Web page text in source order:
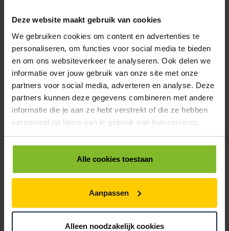
Deze website maakt gebruik van cookies
We gebruiken cookies om content en advertenties te
personaliseren, om functies voor social media te bieden
en om ons websiteverkeer te analyseren. Ook delen we
informatie over jouw gebruik van onze site met onze
partners voor social media, adverteren en analyse. Deze
partners kunnen deze gegevens combineren met andere
informatie die je aan ze hebt verstrekt of die ze hebben
verzameld op basis van je gebruik van hun services.
Alle cookies toestaan
Aanpassen
Alleen noodzakelijk cookies
EIGENAAR
andre@pellikaan.nl
0184-416566
““Als trotse eigenaar van Pellikaan Verpakkingen werk ik samen met
ons team elke dag aan verpakkingen die het verschil maken.””